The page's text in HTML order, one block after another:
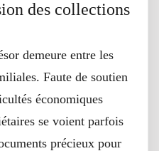
des collections
demeure entre les
Faute de soutien
économiques
se voient parfois
précieux pour